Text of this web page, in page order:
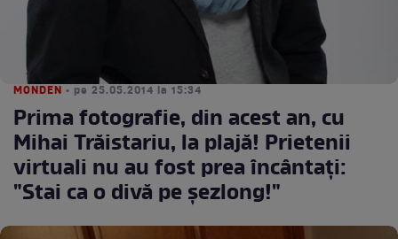
MONDEN • pe 25.05.2014 la 15:34
Prima fotografie, din acest an, cu
Mihai Trăistariu, la plajă! Prietenii
virtuali nu au fost prea încântaţi:
"Stai ca o divă pe şezlong!"